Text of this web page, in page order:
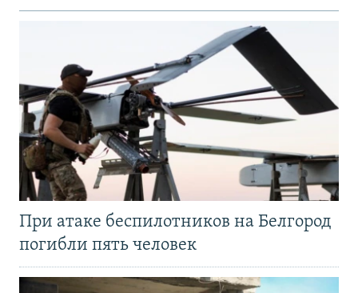
При атаке беспилотников на Белгород
погибли пять человек